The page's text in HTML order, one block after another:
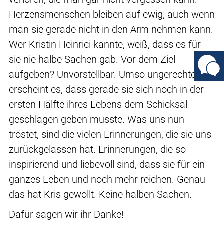
Herzensmenschen bleiben auf ewig, auch wenn
man sie gerade nicht in den Arm nehmen kann.
Wer Kristin Heinrici kannte, weiß, dass es für
sie nie halbe Sachen gab. Vor dem Ziel
aufgeben? Unvorstellbar. Umso ungerechter
erscheint es, dass gerade sie sich noch in der
ersten Hälfte ihres Lebens dem Schicksal
geschlagen geben musste. Was uns nun
tröstet, sind die vielen Erinnerungen, die sie uns
zurückgelassen hat. Erinnerungen, die so
inspirierend und liebevoll sind, dass sie für ein
ganzes Leben und noch mehr reichen. Genau
das hat Kris gewollt. Keine halben Sachen.
Dafür sagen wir ihr Danke!